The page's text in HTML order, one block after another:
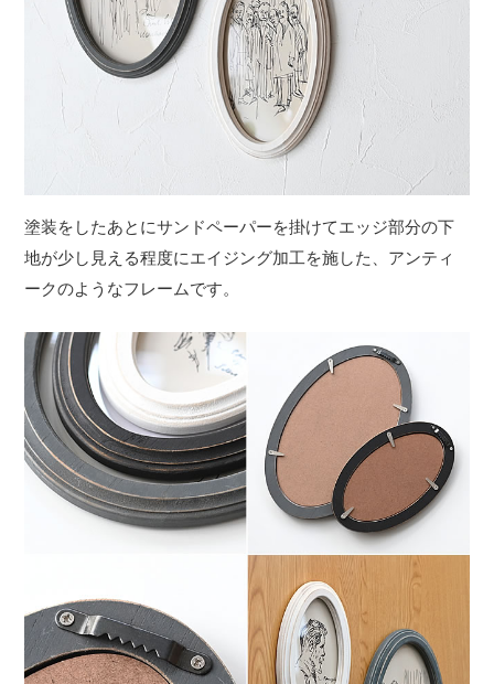
塗装をしたあとにサンドペーパーを掛けてエッジ部分の下
地が少し見える程度にエイジング加工を施した、アンティ
ークのようなフレームです。